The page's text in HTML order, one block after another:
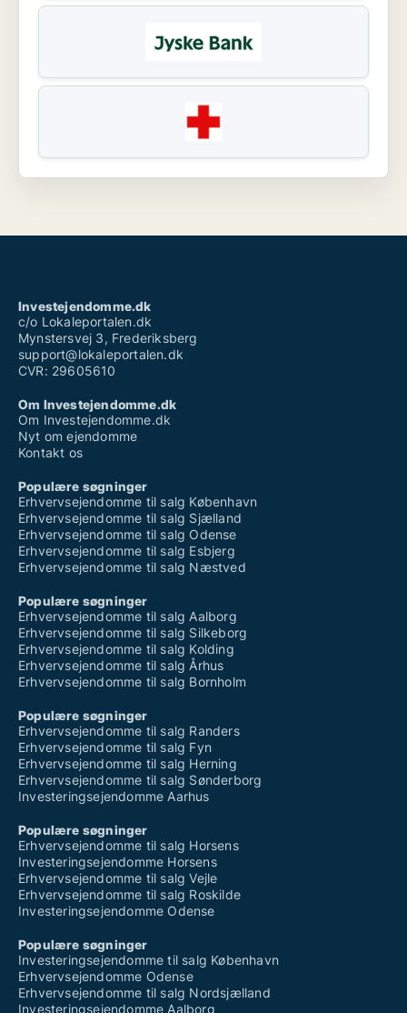
Investejendomme.dk
c/o Lokaleportalen.dk
Mynstersvej 3, Frederiksberg
support@lokaleportalen.dk
CVR: 29605610
Om Investejendomme.dk
Om Investejendomme.dk
Nyt om ejendomme
Kontakt os
Populære søgninger
Erhvervsejendomme til salg København
Erhvervsejendomme til salg Sjælland
Erhvervsejendomme til salg Odense
Erhvervsejendomme til salg Esbjerg
Erhvervsejendomme til salg Næstved
Populære søgninger
Erhvervsejendomme til salg Aalborg
Erhvervsejendomme til salg Silkeborg
Erhvervsejendomme til salg Kolding
Erhvervsejendomme til salg Århus
Erhvervsejendomme til salg Bornholm
Populære søgninger
Erhvervsejendomme til salg Randers
Erhvervsejendomme til salg Fyn
Erhvervsejendomme til salg Herning
Erhvervsejendomme til salg Sønderborg
Investeringsejendomme Aarhus
Populære søgninger
Erhvervsejendomme til salg Horsens
Investeringsejendomme Horsens
Erhvervsejendomme til salg Vejle
Erhvervsejendomme til salg Roskilde
Investeringsejendomme Odense
Populære søgninger
Investeringsejendomme til salg København
Erhvervsejendomme Odense
Erhvervsejendomme til salg Nordsjælland
Investeringsejendomme Aalborg